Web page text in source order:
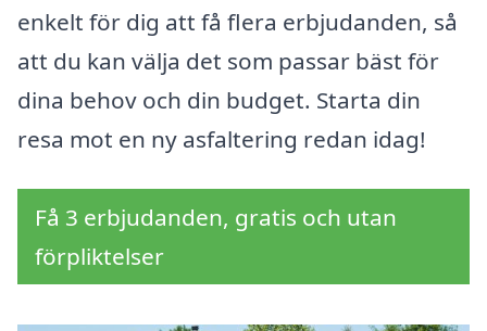
enkelt för dig att få flera erbjudanden, så
att du kan välja det som passar bäst för
dina behov och din budget. Starta din
resa mot en ny asfaltering redan idag!
Få 3 erbjudanden, gratis och utan
förpliktelser